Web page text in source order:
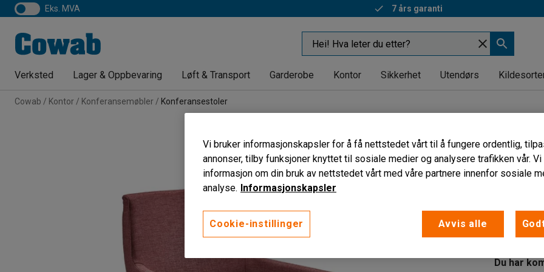
eks. MVA 7 års garanti
Verksted Lager & Oppbevaring Løft & Transport Garderobe Kontor Sikkerhet Utendørs
Cowab Kontor Konferansemøbler Konferansestoler
Svart/
Hev og
Stativ i
Du har
Vi bruker informasjonskapsler for å få nettstedet vårt til å fungere ordentlig,
annonser, tilby funksjoner knyttet til sosiale medier og analysere trafikken vår.
informasjon om din bruk av nettstedet vårt med våre partnere innenfor sosiale
analyse. Informasjonskapsler
Cookie-instillinger Avvis alle